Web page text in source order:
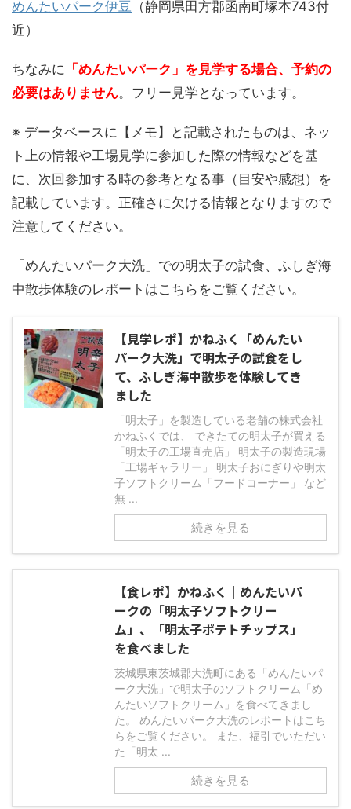
めんたいパーク伊豆 （静岡県田方郡函南町塚本743付
近）
ちなみに 「めんたいパーク」を見学する場合、予約の
必要はありません。フリー見学となっています。
※ データベースに【メモ】と記載されたものは、ネッ
ト上の情報や工場見学に参加した際の情報などを基
に、次回参加する時の参考となる事（目安や感想）を
記載しています。正確さに欠ける情報となりますので
注意してください。
「めんたいパーク大洗」での明太子の試食、ふしぎ海
中散歩体験のレポートはこちらをご覧ください。
【見学レポ】かねふく「めんたい
パーク大洗」で明太子の試食をし
て、ふしぎ海中散歩を体験してき
ました
「明太子」を製造している老舗の株式会社
かねふくでは、 できたての明太子が買える
「明太子の工場直売店」 明太子の製造現場
「工場ギャラリー」 明太子おにぎりや明太
子ソフトクリーム「フードコーナー」 など
無 ...
続きを見る
【食レポ】かねふく｜めんたいパ
ークの「明太子ソフトクリー
ム」、「明太子ポテトチップス」
を食べました
茨城県東茨城郡大洗町にある「めんたいパ
ーク大洗」で明太子のソフトクリーム「め
んたいソフトクリーム」を食べてきまし
た。 めんたいパーク大洗のレポートはこち
らをご覧ください。 また、福引でいただい
た「明太 ...
続きを見る